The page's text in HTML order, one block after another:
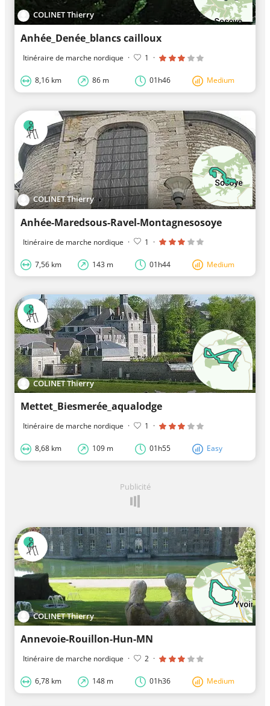
COLINET Thierry
Anhée_Denée_blancs cailloux
Itinéraire de marche nordique · 1 ·
8,16 km 86 m 01h46 Medium
COLINET Thierry
Anhée-Maredsous-Ravel-Montagnesosoye
Itinéraire de marche nordique · 1 ·
7,56 km 143 m 01h44 Medium
COLINET Thierry
Mettet_Biesmerée_aqualodge
Itinéraire de marche nordique · 1 ·
8,68 km 109 m 01h55 Easy
Publicité
COLINET Thierry
Annevoie-Rouillon-Hun-MN
Itinéraire de marche nordique · 2 ·
6,78 km 148 m 01h36 Medium